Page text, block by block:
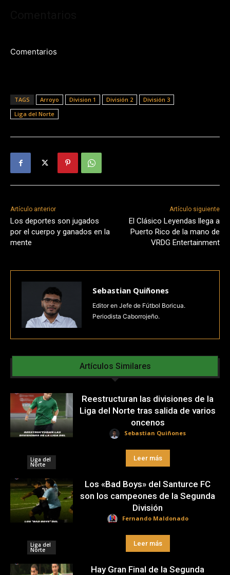
Comentarios
TAGS Arroyo Division 1 División 2
División 3
Liga del Norte
Artículo anterior
Los deportes son jugados
por el cuerpo y ganados en la
mente
Artículo siguiente
El Clásico Leyendas llega a
Puerto Rico de la mano de
VRDG Entertainment
Sebastian Quiñones
Editor en Jefe de Fútbol Boricua.
Periodista Caborrojeño.
Artículos Similares
Liga del
Norte
Reestructuran las divisiones de la
Liga del Norte tras salida de varios
oncenos
Sebastian Quiñones
Leer más
Liga del
Norte
Los «Bad Boys» del Santurce FC
son los campeones de la Segunda
División
Fernando Maldonado
Leer más
Hay Gran Final de la Segunda